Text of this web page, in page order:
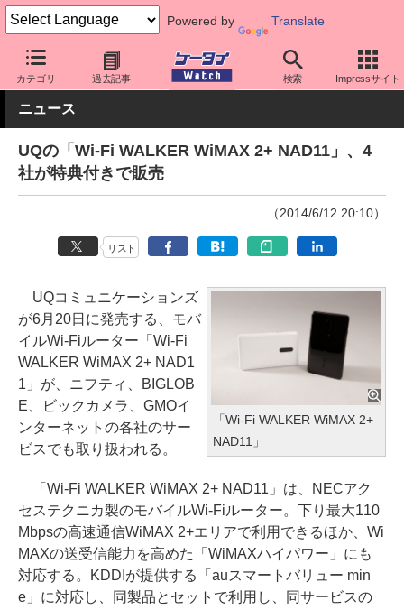
Powered by Translate
カテゴリ 過去記事 検索 Impressサイト
ケータイ Watch キャリア au 周辺機器
ニュース
UQの「Wi-Fi WALKER WiMAX 2+ NAD11」、4
社が特典付きで販売
（2014/6/12 20:10）
リスト
「Wi-Fi WALKER WiMAX 2+
NAD11」
UQコミュニケーションズ
が6月20日に発売する、モバ
イルWi-Fiルーター「Wi-Fi
WALKER WiMAX 2+ NAD1
1」が、ニフティ、BIGLOB
E、ビックカメラ、GMOイ
ンターネットの各社のサー
ビスでも取り扱われる。
「Wi-Fi WALKER WiMAX 2+ NAD11」は、NECアク
セステクニカ製のモバイルWi-Fiルーター。下り最大110
Mbpsの高速通信WiMAX 2+エリアで利用できるほか、Wi
MAXの送受信能力を高めた「WiMAXハイパワー」にも
対応する。KDDIが提供する「auスマートバリュー min
e」に対応し、同製品とセットで利用し、同サービスの